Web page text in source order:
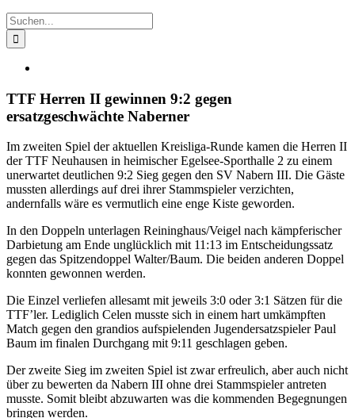
Suche
nach:
TTF Herren II gewinnen 9:2 gegen
ersatzgeschwächte Naberner
Im zweiten Spiel der aktuellen Kreisliga-Runde kamen die Herren II
der TTF Neuhausen in heimischer Egelsee-Sporthalle 2 zu einem
unerwartet deutlichen 9:2 Sieg gegen den SV Nabern III. Die Gäste
mussten allerdings auf drei ihrer Stammspieler verzichten,
andernfalls wäre es vermutlich eine enge Kiste geworden.
In den Doppeln unterlagen Reininghaus/Veigel nach kämpferischer
Darbietung am Ende unglücklich mit 11:13 im Entscheidungssatz
gegen das Spitzendoppel Walter/Baum. Die beiden anderen Doppel
konnten gewonnen werden.
Die Einzel verliefen allesamt mit jeweils 3:0 oder 3:1 Sätzen für die
TTF’ler. Lediglich Celen musste sich in einem hart umkämpften
Match gegen den grandios aufspielenden Jugendersatzspieler Paul
Baum im finalen Durchgang mit 9:11 geschlagen geben.
Der zweite Sieg im zweiten Spiel ist zwar erfreulich, aber auch nicht
über zu bewerten da Nabern III ohne drei Stammspieler antreten
musste. Somit bleibt abzuwarten was die kommenden Begegnungen
bringen werden.